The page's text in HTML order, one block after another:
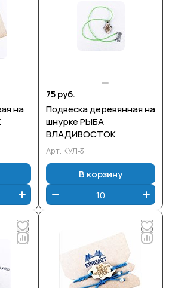
на
75 руб.
Подвеска деревянная на
шнурке РЫБА
ВЛАДИВОСТОК
Арт. КУЛ-3
В корзину